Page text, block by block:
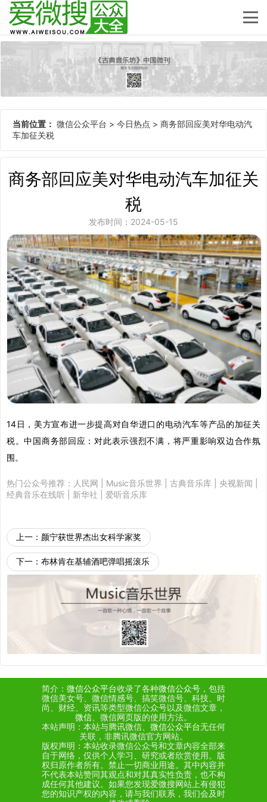
当前位置： 微信公众平台 > 今日热点 > 商务部回应美对华电动汽
车加征关税
商务部回应美对华电动汽车加征关
税
发布时间：2024-05-15
14日，美方宣布进一步提高对自华进口的电动汽车等产品的加征关
税。中国商务部回应：对此表示强烈不满，将严重影响双边合作氛
围。
热门公众号推荐： 人民网 Music音乐世界 古典音乐库 央视新闻
经典音乐在线听
新华社 爱听音乐库
上一： 颜宁获世界杰出女科学家奖
下一： 布林肯在基辅酒吧弹唱摇滚乐
简介： 微信公众平台收录了各种微信公众号 ，包括
微信美女号、微信情感号、搞笑微信号、科技、时
尚、财经、资讯等类型微信公众号以及微信文章，
微信 、微信网页版的使用方法。
本站声明：本站与腾讯微信、 微信公众平台无任何
关联，非腾讯微信官方网站。
版权声明：本站收录微信公众号和文章内容全部来
自于网络，仅供个人学习、研究或者欣赏使用。版
权归原作者所有。禁止一切商业用途。其中内容并
不代表本站赞同其观点和对其真实性负责，也不构
成任何其他建议。如果您发现爱微搜网站上有侵犯
您的知识产权的内容，请与我们联系，我们会及时